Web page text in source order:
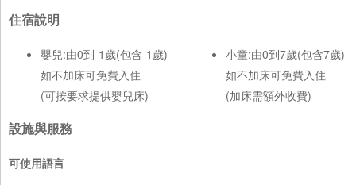
住宿說明
嬰兒:由0到-1歲(包含-1歲)
如不加床可免費入住
(可按要求提供嬰兒床)
小童:由0到7歲(包含7歲)
如不加床可免費入住
(加床需額外收費)
設施與服務
可使用語言